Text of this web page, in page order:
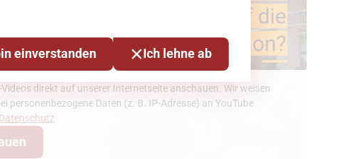
einverstanden Ich lehne ab
Videos direkt auf unserer Internetseite anschauen. Wir weisen
personenbezogene Daten (z. B. IP-Adresse) an YouTube
Datenschutz